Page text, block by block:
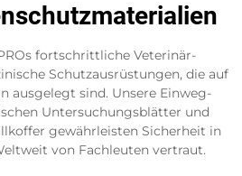
fortschrittliche Veterinär-
Schutzausrüstungen, die auf
ausgelegt sind. Unsere Einweg-
Untersuchungsblätter und
gewährleisten Sicherheit in
von Fachleuten vertraut.